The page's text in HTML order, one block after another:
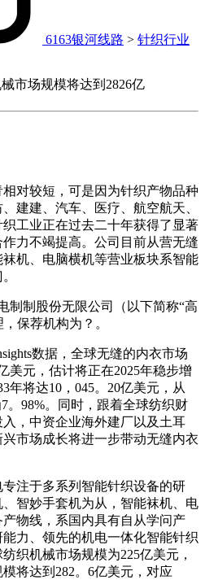
6163银河线路 > 针织行业
市场规模将达到2826亿
较短，可是因为针织产物品种
建建、汽车、医疗、航空航天、
工业正在过去二十年获得了显著
力不竭提高。公司目前从营无缝
机、电脑横机等营业板块系智能
制股份无限公司（以下简称“高
保荐机构为？。
数据，全球无缝的内衣市场
美元，估计将正在2025年稳步增
年将达10，045。20亿美元，从
。98%。同时，跟着全球纺织财
，中资企业海外建厂以及土耳
市场成长将进一步带动无缝内衣
注于多系列智能针织设备的研
智妙手套机为从，智能袜机、电
物线，系国内具有自从学问产
力、领先的机电一体化智能针织
织机械市场规模为225亿美元，
将达到282。6亿美元，对应